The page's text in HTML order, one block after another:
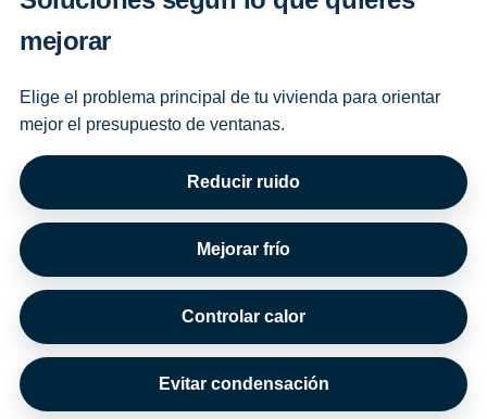
mejorar
Elige el problema principal de tu vivienda para orientar
mejor el presupuesto de ventanas.
Reducir ruido
Mejorar frío
Controlar calor
Evitar condensación